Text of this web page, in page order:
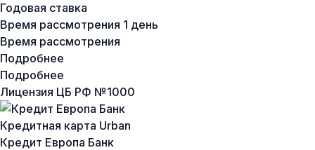
Годовая ставка
Время рассмотрения 1 день
Время рассмотрения
Подробнее
Подробнее
Лицензия ЦБ РФ №1000
Кредитная карта Urban
Кредит Европа Банк